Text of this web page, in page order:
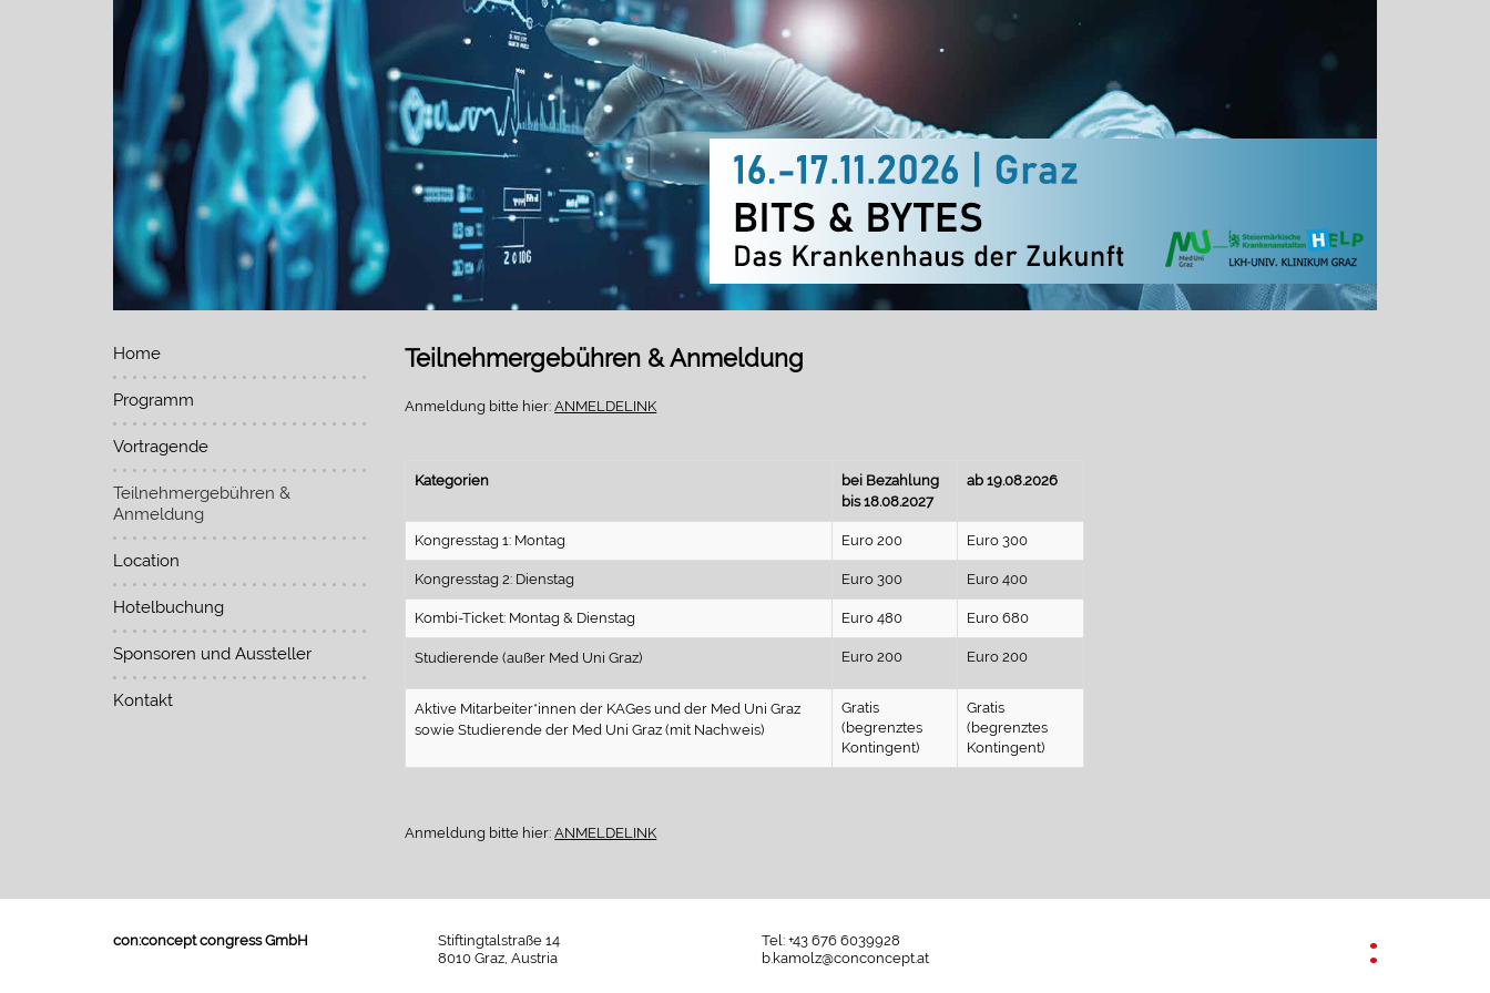
Home
Programm
Vortragende
Teilnehmergebühren &
Anmeldung
Location
Hotelbuchung
Sponsoren und Aussteller
Kontakt
Teilnehmergebühren & Anmeldung
Anmeldung bitte hier:ANMELDELINK
Kategorien
bei Bezahlung
bis 18.08.2027
ab 19.08.2026
Kongresstag 1: Montag Euro 200 Euro 300
Kongresstag 2: Dienstag Euro 300 Euro 400
Kombi-Ticket: Montag & Dienstag Euro 480 Euro 680
Studierende (außer Med Uni Graz) Euro 200 Euro 200
Aktive Mitarbeiter*innen der KAGes und der Med Uni Graz
sowie Studierende der Med Uni Graz (mit Nachweis)
Gratis
(begrenztes
Kontingent)
Gratis
(begrenztes
Kontingent)
Anmeldung bitte hier:ANMELDELINK
con:concept congress GmbH
Stiftingtalstraße 14
8010 Graz, Austria
Tel: +43 676 6039928
b.kamolz@conconcept.at